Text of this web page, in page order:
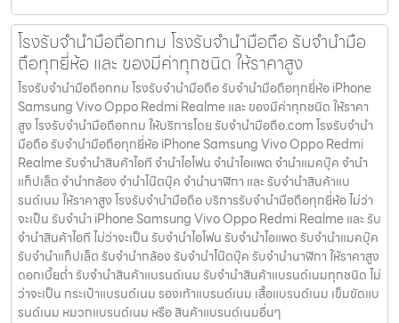
โรงรับจำนำมือถือกทม โรงรับจำนำมือถือ รับจำนำมือ
ถือทุกยี่ห้อ และ ของมีค่าทุกชนิด ให้ราคาสูง
โรงรับจำนำมือถือกทม โรงรับจำนำมือถือ รับจำนำมือถือทุกยี่ห้อ iPhone
Samsung Vivo Oppo Redmi Realme และ ของมีค่าทุกชนิด ให้ราคา
สูง โรงรับจำนำมือถือกทม ให้บริการโดย รับจํานํามือถือ.com โรงรับจำนำ
มือถือ รับจำนำมือถือทุกยี่ห้อ iPhone Samsung Vivo Oppo Redmi
Realme รับจำนำสินค้าไอที จำนำไอโฟน จำนำไอแพด จำนำแมคบุ๊ค จำนำ
แท็ปเล็ต จำนำกล้อง จำนำโน๊ตบุ๊ค จำนำนาฬิกา และ รับจำนำสินค้าแบ
รนด์เนม ให้ราคาสูง โรงรับจำนำมือถือ บริการรับจำนำมือถือทุกยี่ห้อ ไม่ว่า
จะเป็น รับจำนำ iPhone Samsung Vivo Oppo Redmi Realme และ รับ
จำนำสินค้าไอที ไม่ว่าจะเป็น รับจำนำไอโฟน รับจำนำไอแพด รับจำนำแมคบุ๊ค
รับจำนำแท็ปเล็ต รับจำนำกล้อง รับจำนำโน๊ตบุ๊ค รับจำนำนาฬิกา ให้ราคาสูง
ดอกเบี้ยต่ำ รับจำนำสินค้าแบรนด์เนม รับจำนำสินค้าแบรนด์เนมทุกชนิด ไม่
ว่าจะเป็น กระเป๋าแบรนด์เนม รองเท้าแบรนด์เนม เสื้อแบรนด์เนม เข็มขัดแบ
รนด์เนม หมวกแบรนด์เนม หรือ สินค้าแบรนด์เนมอื่นๆ